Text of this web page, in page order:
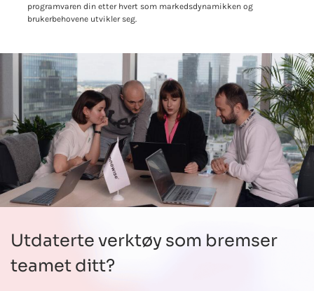
programvaren din etter hvert som markedsdynamikken og
brukerbehovene utvikler seg.
Utdaterte verktøy som bremser
teamet ditt?